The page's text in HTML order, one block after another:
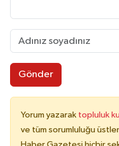
Gönder
Yorum yazarak topluluk
ve tüm sorumluluğu